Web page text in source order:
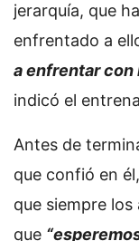
jerarquía, que
enfrentado a
a enfrentar con
indicó el
Antes de
que confió en
que siempre
que